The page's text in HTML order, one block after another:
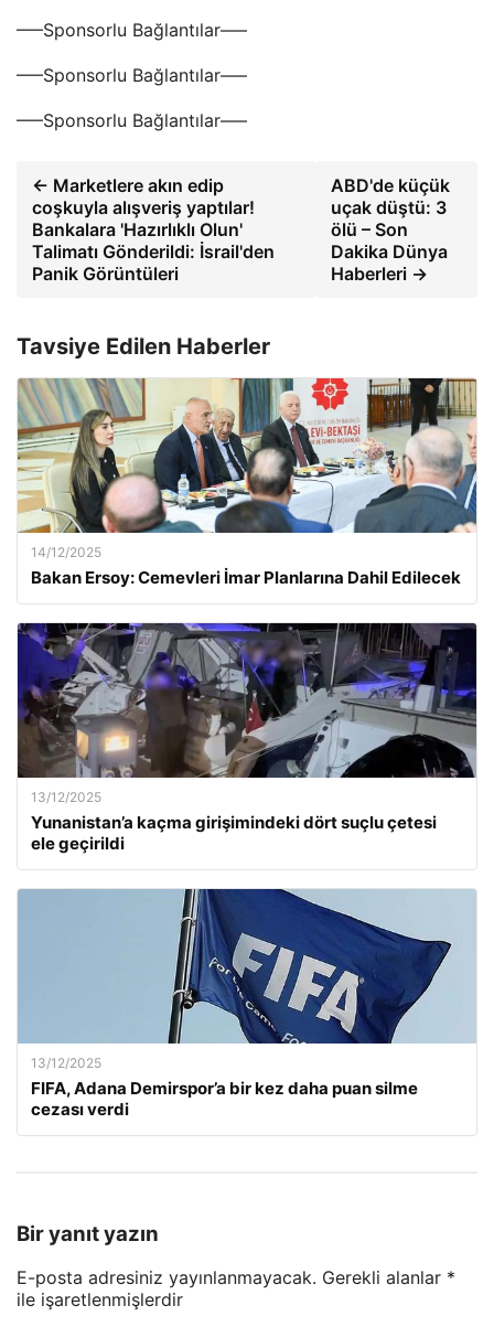
—–Sponsorlu Bağlantılar—–
—–Sponsorlu Bağlantılar—–
—–Sponsorlu Bağlantılar—–
← Marketlere akın edip
coşkuyla alışveriş yaptılar!
Bankalara 'Hazırlıklı Olun'
Talimatı Gönderildi: İsrail'den
Panik Görüntüleri
ABD'de küçük
uçak düştü: 3
ölü – Son
Dakika Dünya
Haberleri →
Tavsiye Edilen Haberler
14/12/2025
Bakan Ersoy: Cemevleri İmar Planlarına Dahil Edilecek
13/12/2025
Yunanistan’a kaçma girişimindeki dört suçlu çetesi
ele geçirildi
13/12/2025
FIFA, Adana Demirspor’a bir kez daha puan silme
cezası verdi
Bir yanıt yazın
E-posta adresiniz yayınlanmayacak. Gerekli alanlar *
ile işaretlenmişlerdir